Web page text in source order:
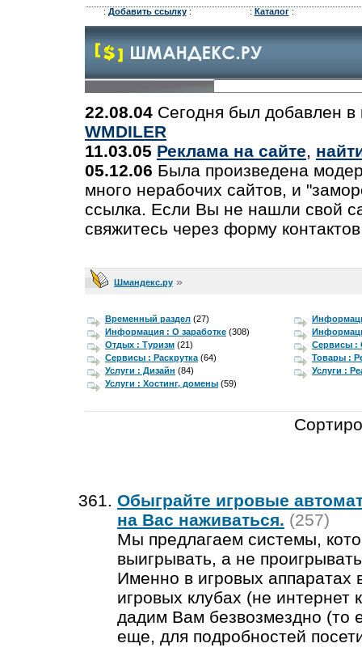
: Добавить ссылку: : Каталог:
22.08.04 Сегодня был добавлен в
WMDILER
11.03.05 Реклама на сайте,
05.12.06 Была произведена
много нерабочих сайтов, и
ссылка. Если Вы не нашли свой
свяжитесь через форму
Шмандекс.ру »
Временный раздел (27)
Информация : О заработке (308)
Отдых : Туризм (21)
Сервисы :
Сервисы : Раскрутка (64)
Товары :
Услуги : Дизайн (84)
Услуги :
Услуги : Хостинг, домены (59)
Обыграйте игровые
на Вас наживаться. (257)
Мы предлагаем системы,
выигрывать, а не
Именно в игровых аппаратах
игровых клубах (не интернет
дадим Вам безвозмездно (то
еще, для подробностей